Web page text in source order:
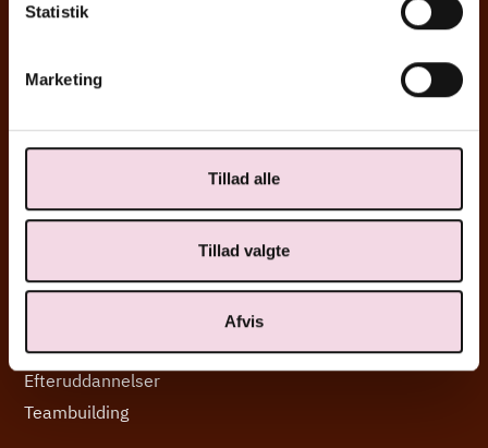
Statistik
Marketing
Tillad alle
Tillad valgte
Afvis
UDDANNELSER
Erhvervs­uddannelser
EUX Gastro Science
Efteruddannelse og kurser
Alle kurser
Efter­uddannelser
Teambuilding